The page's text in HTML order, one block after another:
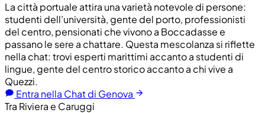
La città portuale attira una varietà notevole di persone:
studenti dell’università, gente del porto, professionisti
del centro, pensionati che vivono a Boccadasse e
passano le sere a chattare. Questa mescolanza si riflette
nella chat: trovi esperti marittimi accanto a studenti di
lingue, gente del centro storico accanto a chi vive a
Quezzi.
Entra nella Chat di Genova
Tra Riviera e Caruggi